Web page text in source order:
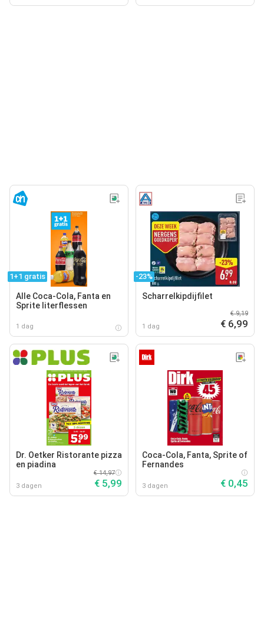
1+1 gratis
Alle Coca-Cola, Fanta en
Sprite literflessen
1 dag
-23%
Scharrelkipdijfilet
1 dag
€ 9,19
€ 6,99
Dr. Oetker Ristorante pizza
en piadina
3 dagen
€ 14,97
€ 5,99
Coca-Cola, Fanta, Sprite of
Fernandes
3 dagen € 0,45